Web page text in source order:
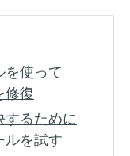
を使って
修復
するために
ルを試す